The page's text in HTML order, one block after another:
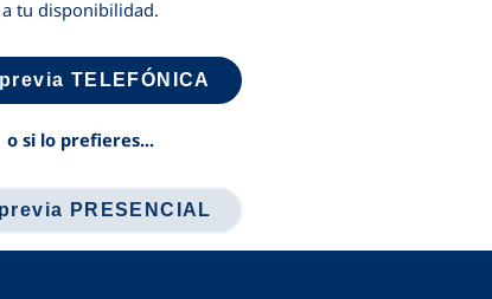
a tu disponibilidad.
TELEFÓNICA
o si lo prefieres...
PRESENCIAL